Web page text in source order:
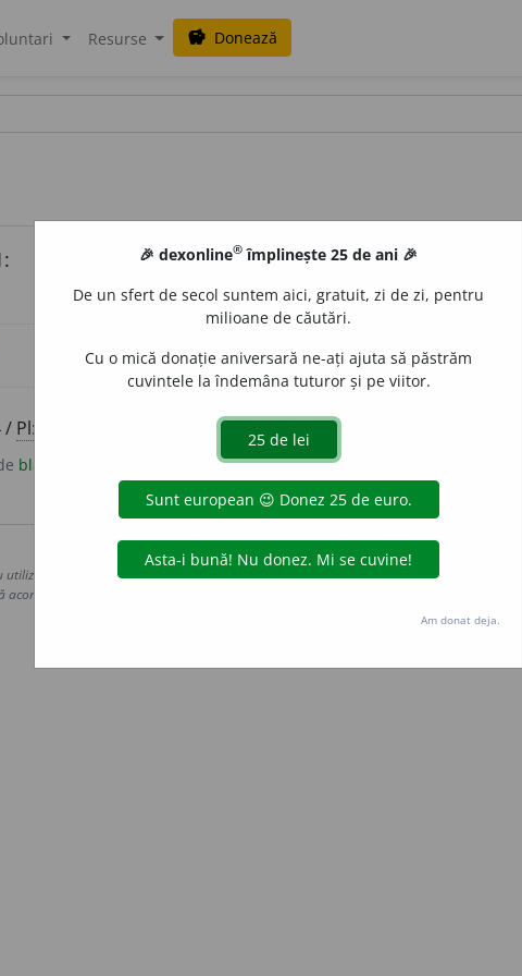
Resurse savings Donează
/ Pl: Mgm;înv) Cafea (1).
blaurb.
Copyright © 2004-2026 dexonline (https://dexonline.ro)
utilizarea datelor de pe acest site, inclusiv prin orice metode de extragere automată
acordul nostru prealabil scris, cu excepția seturilor de date oferite oficial spre utilizare
Hosterion
🎉 dexonline® împlinește 25 de ani 🎉
De un sfert de secol suntem aici, gratuit, zi de zi, pentru
milioane de căutări.
Cu o mică donație aniversară ne-ați ajuta să păstrăm
cuvintele la îndemâna tuturor și pe viitor.
Am donat deja.